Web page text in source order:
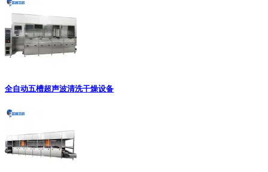
全自动五槽超声波清洗干燥设备